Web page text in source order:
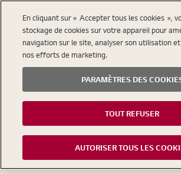
En cliquant sur « Accepter tous les cookies »,
stockage de cookies sur votre appareil pour
navigation sur le site, analyser son utilisation
nos efforts de marketing.
PARAMÈTRES DES
TOUT REFUSER
AUTORISER TOUS LES